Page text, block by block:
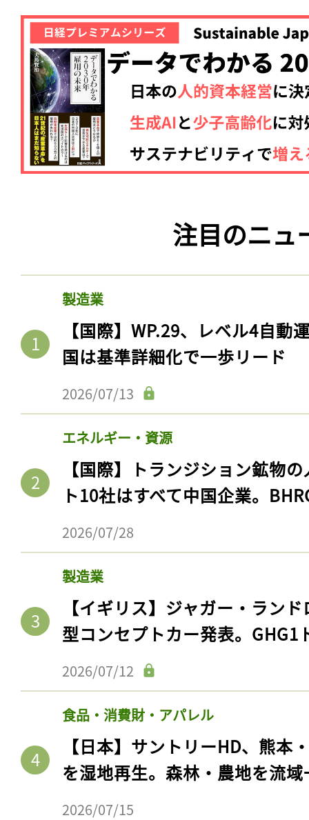
注目のニュ
製造業
【国際】WP.29、レベル4自動
国は基準詳細化で一歩リード
2026/07/13
エネルギー・資源
【国際】トランジション鉱物
ト10社はすべて中国企業。
2026/07/28
製造業
【イギリス】ジャガー・ラン
型コンセプトカー発表。GHG1
2026/07/12
食品・消費財・アパレル
【日本】サントリーHD、熊本
を湿地再生。森林・農地を流
2026/07/15